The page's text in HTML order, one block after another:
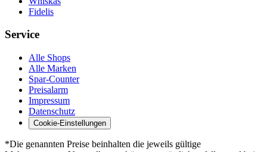
Fidelis
Service
Alle Shops
Alle Marken
Spar-Counter
Preisalarm
Impressum
Datenschutz
Cookie-Einstellungen
*Die genannten Preise beinhalten die jeweils gültige